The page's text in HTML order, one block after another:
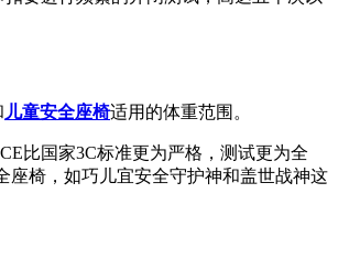
儿童安全座椅适用的体重范围。
比国家3C标准更为严格，测试更为全
座椅，如巧儿宜安全守护神和盖世战神这